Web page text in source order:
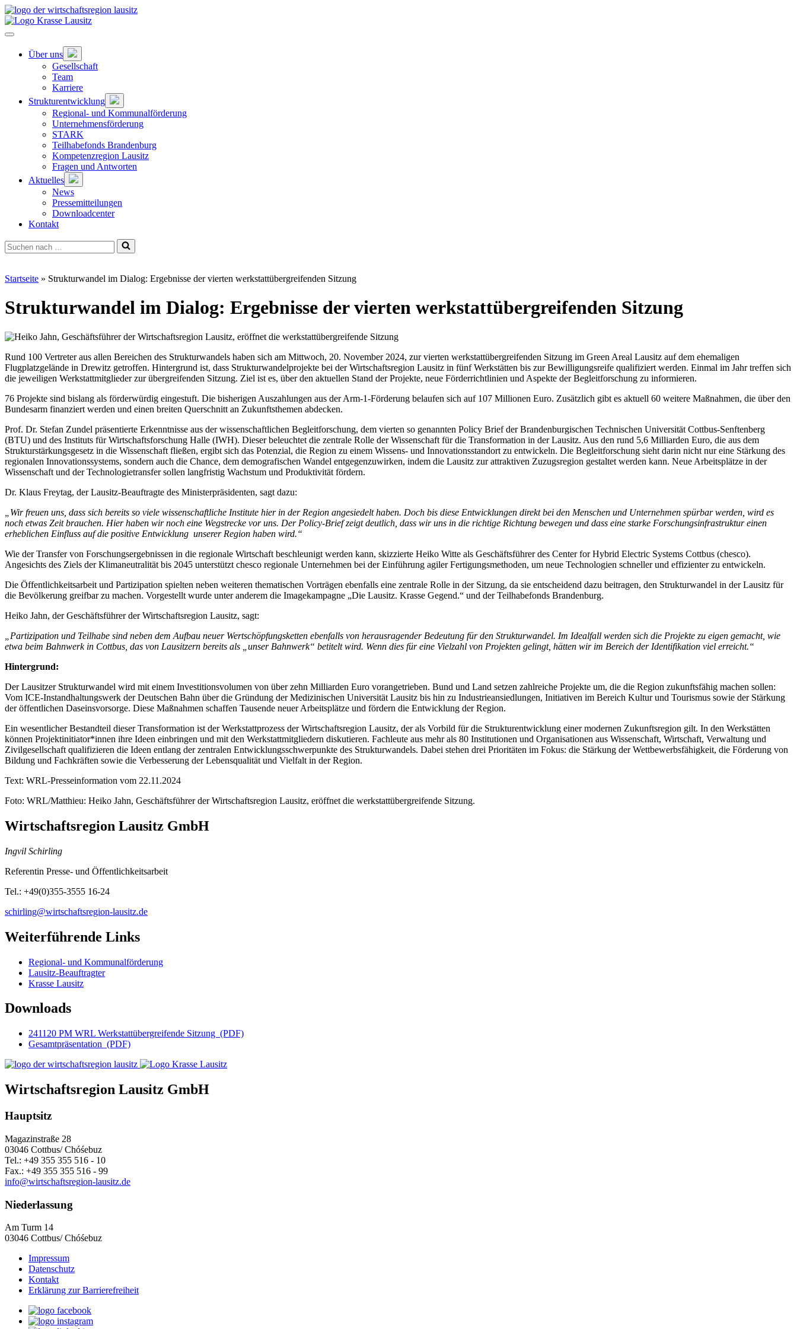
Zum
Hauptinhalt
springen
Hauptnavigation
Über uns
Untermenü
öffnen
Gesellschaft
Team
Karriere
Strukturentwicklung
Untermenü
öffnen
Regional- und Kommunalförderung
Unternehmensförderung
STARK
Teilhabefonds Brandenburg
Kompetenzregion Lausitz
Fragen und Antworten
Aktuelles
Untermenü
öffnen
News
Pressemitteilungen
Downloadcenter
Kontakt
Suchen
nach …
Startseite » Strukturwandel im Dialog: Ergebnisse der vierten werkstattübergreifenden Sitzung
Strukturwandel im Dialog: Ergebnisse der vierten werkstattübergreifenden Sitzung
Rund 100 Vertreter aus allen Bereichen des Strukturwandels haben sich am Mittwoch, 20. November 2024, zur vierten werkstattübergreifenden Sitzung im Green Areal Lausitz auf dem ehemaligen
Flugplatzgelände in Drewitz getroffen. Hintergrund ist, dass Strukturwandelprojekte bei der Wirtschaftsregion Lausitz in fünf Werkstätten bis zur Bewilligungsreife qualifiziert werden. Einmal im Jahr treffen sich
die jeweiligen Werkstattmitglieder zur übergreifenden Sitzung. Ziel ist es, über den aktuellen Stand der Projekte, neue Förderrichtlinien und Aspekte der Begleitforschung zu informieren.
76 Projekte sind bislang als förderwürdig eingestuft. Die bisherigen Auszahlungen aus der Arm-1-Förderung belaufen sich auf 107 Millionen Euro. Zusätzlich gibt es aktuell 60 weitere Maßnahmen, die über den
Bundesarm finanziert werden und einen breiten Querschnitt an Zukunftsthemen abdecken.
Prof. Dr. Stefan Zundel präsentierte Erkenntnisse aus der wissenschaftlichen Begleitforschung, dem vierten so genannten Policy Brief der Brandenburgischen Technischen Universität Cottbus-Senftenberg
(BTU) und des Instituts für Wirtschaftsforschung Halle (IWH). Dieser beleuchtet die zentrale Rolle der Wissenschaft für die Transformation in der Lausitz. Aus den rund 5,6 Milliarden Euro, die aus dem
Strukturstärkungsgesetz in die Wissenschaft fließen, ergibt sich das Potenzial, die Region zu einem Wissens- und Innovationsstandort zu entwickeln. Die Begleitforschung sieht darin nicht nur eine Stärkung des
regionalen Innovationssystems, sondern auch die Chance, dem demografischen Wandel entgegenzuwirken, indem die Lausitz zur attraktiven Zuzugsregion gestaltet werden kann. Neue Arbeitsplätze in der
Wissenschaft und der Technologietransfer sollen langfristig Wachstum und Produktivität fördern.
Dr. Klaus Freytag, der Lausitz-Beauftragte des Ministerpräsidenten, sagt dazu:
„Wir freuen uns, dass sich bereits so viele wissenschaftliche Institute hier in der Region angesiedelt haben. Doch bis diese Entwicklungen direkt bei den Menschen und Unternehmen spürbar werden, wird es
noch etwas Zeit brauchen. Hier haben wir noch eine Wegstrecke vor uns. Der Policy-Brief zeigt deutlich, dass wir uns in die richtige Richtung bewegen und dass eine starke Forschungsinfrastruktur einen
erheblichen Einfluss auf die positive Entwicklung unserer Region haben wird.“
Wie der Transfer von Forschungsergebnissen in die regionale Wirtschaft beschleunigt werden kann, skizzierte Heiko Witte als Geschäftsführer des Center for Hybrid Electric Systems Cottbus (chesco).
Angesichts des Ziels der Klimaneutralität bis 2045 unterstützt chesco regionale Unternehmen bei der Einführung agiler Fertigungsmethoden, um neue Technologien schneller und effizienter zu entwickeln.
Die Öffentlichkeitsarbeit und Partizipation spielten neben weiteren thematischen Vorträgen ebenfalls eine zentrale Rolle in der Sitzung, da sie entscheidend dazu beitragen, den Strukturwandel in der Lausitz für
die Bevölkerung greifbar zu machen. Vorgestellt wurde unter anderem die Imagekampagne „Die Lausitz. Krasse Gegend.“ und der Teilhabefonds Brandenburg.
Heiko Jahn, der Geschäftsführer der Wirtschaftsregion Lausitz, sagt:
„Partizipation und Teilhabe sind neben dem Aufbau neuer Wertschöpfungsketten ebenfalls von herausragender Bedeutung für den Strukturwandel. Im Idealfall werden sich die Projekte zu eigen gemacht, wie
etwa beim Bahnwerk in Cottbus, das von Lausitzern bereits als „unser Bahnwerk“ betitelt wird. Wenn dies für eine Vielzahl von Projekten gelingt, hätten wir im Bereich der Identifikation viel erreicht.“
Hintergrund:
Der Lausitzer Strukturwandel wird mit einem Investitionsvolumen von über zehn Milliarden Euro vorangetrieben. Bund und Land setzen zahlreiche Projekte um, die die Region zukunftsfähig machen sollen:
Vom ICE-Instandhaltungswerk der Deutschen Bahn über die Gründung der Medizinischen Universität Lausitz bis hin zu Industrieansiedlungen, Initiativen im Bereich Kultur und Tourismus sowie der Stärkung
der öffentlichen Daseinsvorsorge. Diese Maßnahmen schaffen Tausende neuer Arbeitsplätze und fördern die Entwicklung der Region.
Ein wesentlicher Bestandteil dieser Transformation ist der Werkstattprozess der Wirtschaftsregion Lausitz, der als Vorbild für die Strukturentwicklung einer modernen Zukunftsregion gilt. In den Werkstätten
können Projektinitiator*innen ihre Ideen einbringen und mit den Werkstattmitgliedern diskutieren. Fachleute aus mehr als 80 Institutionen und Organisationen aus Wissenschaft, Wirtschaft, Verwaltung und
Zivilgesellschaft qualifizieren die Ideen entlang der zentralen Entwicklungsschwerpunkte des Strukturwandels. Dabei stehen drei Prioritäten im Fokus: die Stärkung der Wettbewerbsfähigkeit, die Förderung von
Bildung und Fachkräften sowie die Verbesserung der Lebensqualität und Vielfalt in der Region.
Text: WRL-Presseinformation vom 22.11.2024
Foto: WRL/Matthieu: Heiko Jahn, Geschäftsführer der Wirtschaftsregion Lausitz, eröffnet die werkstattübergreifende Sitzung.
Wirtschaftsregion Lausitz GmbH
Ingvil Schirling
Referentin Presse- und Öffentlichkeitsarbeit
Tel.: +49(0)355-3555 16-24
schirling@wirtschaftsregion-lausitz.de
Weiterführende Links
Regional- und Kommunalförderung
Lausitz-Beauftragter
Krasse Lausitz
Downloads
241120 PM WRL Werkstattübergreifende Sitzung (PDF)
Gesamtpräsentation (PDF)
Wirtschaftsregion Lausitz GmbH
Hauptsitz
Magazinstraße 28
03046 Cottbus/ Chóśebuz
Tel.: +49 355 355 516 - 10
Fax.: +49 355 355 516 - 99
info@wirtschaftsregion-lausitz.de
Niederlassung
Am Turm 14
03046 Cottbus/ Chóśebuz
Impressum
Datenschutz
Kontakt
Erklärung zur Barrierefreiheit